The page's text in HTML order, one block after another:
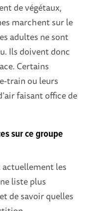
de végétaux,
marchent sur le
adultes ne sont
Ils doivent donc
Certains
train ou leurs
faisant office de
sur ce groupe
les
liste plus
de savoir quelles